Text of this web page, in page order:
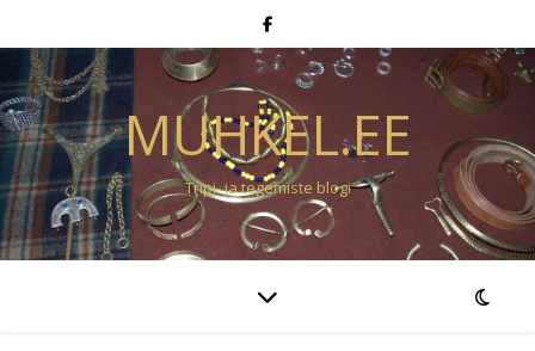
MUHKEL.EE
Tripi- ja tegemiste blogi